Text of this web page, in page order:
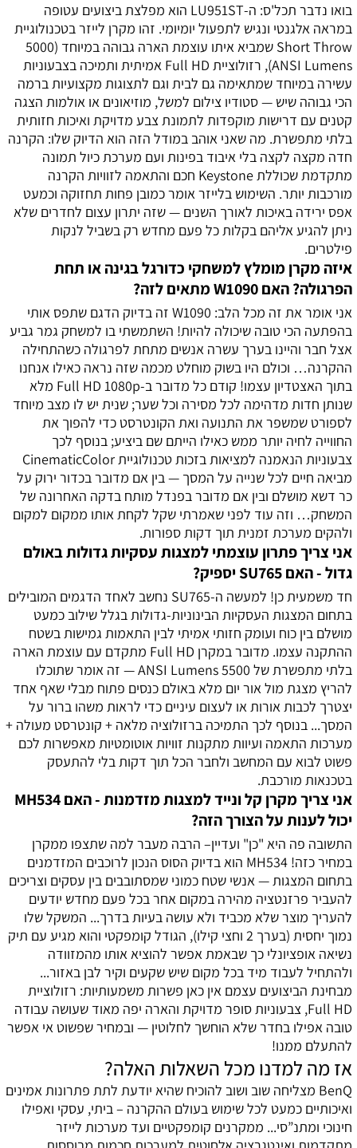
בואו נדבר תכל'ס: ה-LU951ST הוא מפלצת ביצועים עטופה
במראה אלגנטי ונגיש לתפעול יומיומי. זהו מקרן לייזר בטכנולוגיית
Short Throw שמביא איתו עוצמת הארה גבוהה במיוחד (5000
ANSI Lumens), רזולוציית Full HD אמיתית ותמיכה בצבעוניות
עשירה במיוחד שמתאימה גם לבית וגם לתצוגות מקצועיות ברמה
הכי גבוהה שיש — סטודיו צילום למשל, מוזיאונים או אולמות הצגה
קטנים עם דרישות מוקפדות לתמונת צבע מדויקת ואיכות חזותית
בלתי מתפשרת. מה שאני אוהב במודל הזה הוא הדיוק שלו: הקרנה
חדה מקצה לקצה בלי איבוד בפינות ועם מערכת כיול תמונה
מתקדמת שכוללת Keystone חכם והתאמה לזוויות הקרנה
מורכבות יותר. השימוש בלייזר אומר כמובן פחות תחזוקה וכמעט
אפס ירידה באיכות לאורך השנים — שזה יתרון עצום לחדרים שלא
ניתן להגיע אליהם בקלות כל פעם מחדש רק בשביל לנקות
פילטרים.
איזה מקרן מומלץ למשחקי כדורגל בגינה או תחת
הפרגולה? האם W1090 מתאים לזה?
אני אומר את זה מכל הלב: W1090 זה בדיוק הדגם שתפס אותי
בהפתעה הכי טובה שיכולה להיות! השתמשתי בו למשחק גמר גביע
אצל חבר והיינו בערך עשרה אנשים מתחת לפרגולה כשהתחילה
ההקרנה… וכולם היו בשוק מוחלט מכמה שזה נראה כאילו אנחנו
בתוך האצטדיון עצמו! קודם כל מדובר ב-Full HD 1080p מלא
שנותן חדות מדהימה לכל מסירה וכל שער; שנית יש לו מצב מיוחד
לספורט שמשפר את התנועה ואת הקונטרסט כדי להפוך את
החווייה לחיה יותר ממש כאילו הייתם שם ביציע; בנוסף לכך
צבעוניות הנאמנה למציאות בזכות טכנולוגיית CinematicColor
מביאה חיים לכל שנייה על המסך — בין אם מדובר בכדור ירוק על
כר דשא מושלם ובין אם מדובר בפנדל מותח בדקה האחרונה של
המשחק… וזה עוד לפני שאמרתי שקל לקחת אותו ממקום למקום
ולהקים מערכת זמנית תוך דקות ספורות.
אני צריך פתרון עוצמתי למצגות עסקיות גדולות באולם
גדול - האם SU765 יספיק?
חד משמעית כן! למעשה ה-SU765 נחשב לאחד הדגמים המובילים
בתחום המצגות העסקיות הבינוניות-גדולות בגלל שילוב כמעט
מושלם בין כוח ועומק חזותי אמיתי לבין התאמות גמישות בשטח
ההתקנה עצמו. מדובר במקרן Full HD מתקדם עם עוצמת הארה
בלתי מתפשרת של 5500 ANSI Lumens — זה אומר שתוכלו
להריץ מצגת מול אור יום מלא באולם כנסים פתוח מבלי שאף אחד
יצטרך לכבות אורות או לעצום עיניים כדי לראות משהו ברור על
המסך... בנוסף לכך התמיכה ברזולוציה מלאה + קונטרסט מעולה +
מערכות התאמה ועיוות מתקנות זוויות אוטומטיות מאפשרות לכם
פשוט לבוא עם המחשב ולחבר הכל תוך דקות בלי להתעסק
בטכנאות מורכבת.
אני צריך מקרן קל ונייד למצגות מזדמנות - האם MH534
יכול לענות על הצורך הזה?
התשובה פה היא "כן" ועדיין– הרבה מעבר למה שתצפו ממקרן
במחיר כזה! MH534 הוא בדיוק הסוס הנכון לרוכבים המזדמנים
בתחום המצגות — אנשי שטח כמוני שמסתובבים בין עסקים וצריכים
להעביר פרזנטציה מהירה במקום אחר בכל פעם מחדש יודעים
להעריך מוצר שלא מכביד ולא עושה בעיות בדרך... המשקל שלו
נמוך יחסית (בערך 2 וחצי קילו), הגודל קומפקטי והוא מגיע עם תיק
נשיאה אופציונלי כך שבאמת אפשר להוציא אותו מהמזוודה
ולהתחיל לעבוד מיד בכל מקום שיש שקעים וקיר לבן באזור...
מבחינת הביצועים עצמם אין כאן פשרות משמעותיות: רזולוציית
Full HD, צבעוניות סופר מדויקת והארה יפה מאוד שעושה עבודה
טובה אפילו בחדר שלא הוחשך לחלוטין — ובמחיר שפשוט אי אפשר
להתעלם ממנו!
אז מה למדנו מכל השאלות האלה?
BenQ מצליחה שוב ושוב להוכיח שהיא יודעת לתת פתרונות אמינים
ואיכותיים כמעט לכל שימוש בעולם ההקרנה – ביתי, עסקי ואפילו
חינוכי ומתנ”סי... ממקרנים קומפקטיים ועד מערכות לייזר